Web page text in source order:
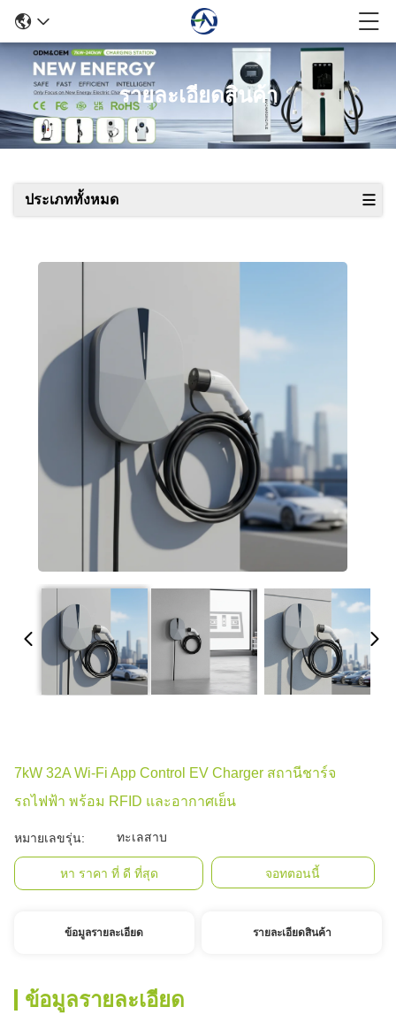
รายละเอียดสินค้า
ประเภททั้งหมด
7kW 32A Wi-Fi App Control EV Charger สถานีชาร์จ
รถไฟฟ้า พร้อม RFID และอากาศเย็น
หมายเลขรุ่น: ทะเลสาบ
หา ราคา ที่ ดี ที่สุด จอทตอนนี้
ข้อมูลรายละเอียด รายละเอียดสินค้า
ข้อมูลรายละเอียด